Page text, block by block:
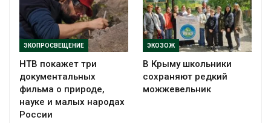
ЭКОПРОСВЕЩЕНИЕ
НТВ покажет три
документальных
фильма о природе,
науке и малых народах
России
ЭКОЗОЖ
В Крыму школьники
сохраняют редкий
можжевельник